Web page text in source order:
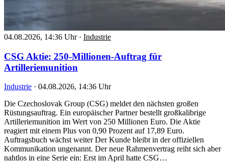
04.08.2026, 14:36 Uhr · Industrie
CSG Aktie: 250-Millionen-Auftrag für
Artilleriemunition
Industrie · 04.08.2026, 14:36 Uhr
Die Czechoslovak Group (CSG) meldet den nächsten großen
Rüstungsauftrag. Ein europäischer Partner bestellt großkalibrige
Artilleriemunition im Wert von 250 Millionen Euro. Die Aktie
reagiert mit einem Plus von 0,90 Prozent auf 17,89 Euro.
Auftragsbuch wächst weiter Der Kunde bleibt in der offiziellen
Kommunikation ungenannt. Der neue Rahmenvertrag reiht sich aber
nahtlos in eine Serie ein: Erst im April hatte CSG…